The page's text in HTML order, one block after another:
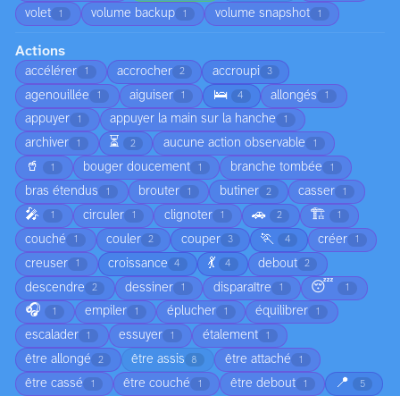
volet 1 volume backup 1 volume snapshot 1
Actions
accélérer 1 accrocher 2 accroupi 3
agenouillée 1 aiguiser 1 🛌 4 allongés 1
appuyer 1 appuyer la main sur la hanche 1
archiver 1 ⏳ 2 aucune action observable 1
🥤 1 bouger doucement 1 branche tombée 1
bras étendus 1 brouter 1 butiner 2 casser 1
🎤 1 circuler 1 clignoter 1 🚗 2 🏗️ 1
couché 1 couler 2 couper 3 🏃 4 créer 1
creuser 1 croissance 4 💃 4 debout 2
descendre 2 dessiner 1 disparaître 1 😴 1
🎧 1 empiler 1 éplucher 1 équilibrer 1
escalader 1 essuyer 1 étalement 1
être allongé 2 être assis 8 être attaché 1
être cassé 1 être couché 1 être debout 1 📍 5